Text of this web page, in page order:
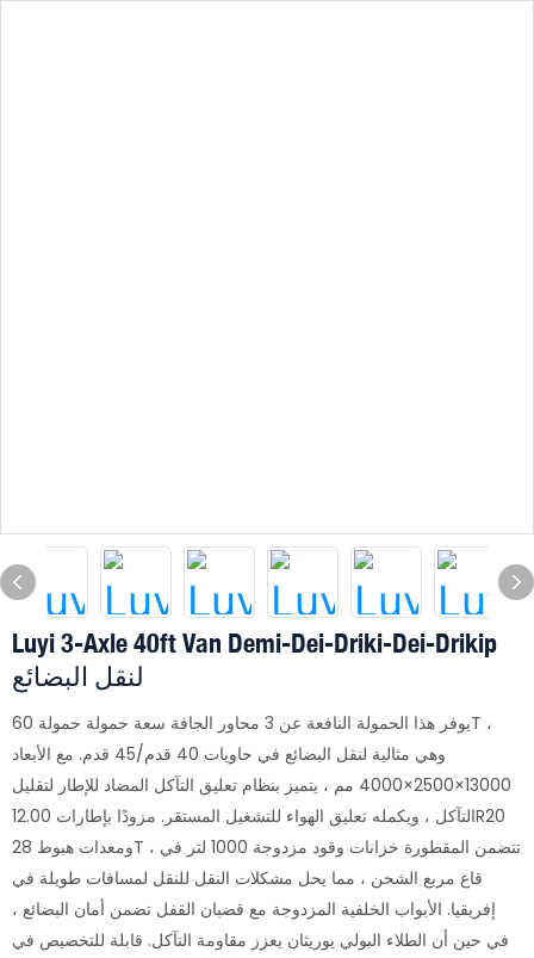
Luyi 3-Axle 40ft Van Demi-Dei-Driki-Dei-Drikip
لنقل البضائع
يوفر هذا الحمولة النافعة عن 3 محاور الجافة سعة حمولة حمولة 60T ،
وهي مثالية لنقل البضائع في حاويات 40 قدم/45 قدم. مع الأبعاد
13000×2500×4000 مم ، يتميز بنظام تعليق التآكل المضاد للإطار لتقليل
التآكل ، ويكمله تعليق الهواء للتشغيل المستقر. مزودًا بإطارات 12.00R20
ومعدات هبوط 28T ، تتضمن المقطورة خزانات وقود مزدوجة 1000 لتر في
قاع مربع الشحن ، مما يحل مشكلات النقل للنقل لمسافات طويلة في
إفريقيا. الأبواب الخلفية المزدوجة مع قضبان القفل تضمن أمان البضائع ،
في حين أن الطلاء البولي يوريثان يعزز مقاومة التآكل. قابلة للتخصيص في